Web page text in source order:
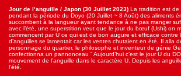
Jour de l’anguille / Japon (30 Juillet 2023) La tradition est
pendant la période du Doyo (20 Juillet ~ 8 Août) des aliments
succombent à la langueur ayant tendance à ne pas manger
avec l’été, une superstition veut que le jour du bœuf (Ushi) on
commencent par U ce qui est de bon augure et efficace contre
d’anguilles se lamentait car les ventes chutaient en été. Il alla
personnage du quartier, le philosophe et inventeur de génie
confectionna un pannonceau ” Aujourd’hui c’est le jour U du
mouvement de l’anguille dans le caractère U. Depuis les
l’été.